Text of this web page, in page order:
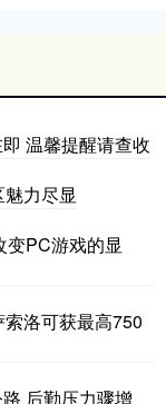
温馨提醒请查收
力尽显
PC游戏的显
洛可获最高750
后勤压力骤增